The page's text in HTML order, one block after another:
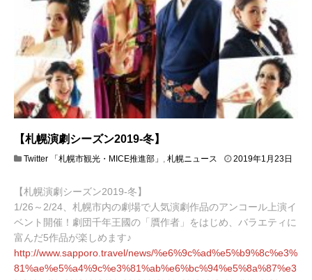
【札幌演劇シーズン2019-冬】
Twitter 「札幌市観光・MICE推進部」 , 札幌ニュース
2019年1月23日
9
年
月
2
4
【札幌演劇シーズン2019-冬】
1/26～2/24、札幌市内の劇場で人気演劇作品のアンコール上演イ
ベント開催！劇団千年王國の「贋作者」をはじめ、バラエティに
富んだ5作品が楽しめます♪
http://www.sapporo.travel/news/%e6%9c%ad%e5%b9%8c%e3%
81%ae%e5%a4%9c%e3%81%ab%e6%bc%94%e5%8a%87%e3